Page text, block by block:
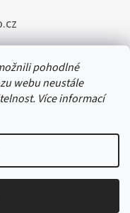
pohodlné
webu neustále
Více informací
téhož
opět
117
práva vyhrazena.